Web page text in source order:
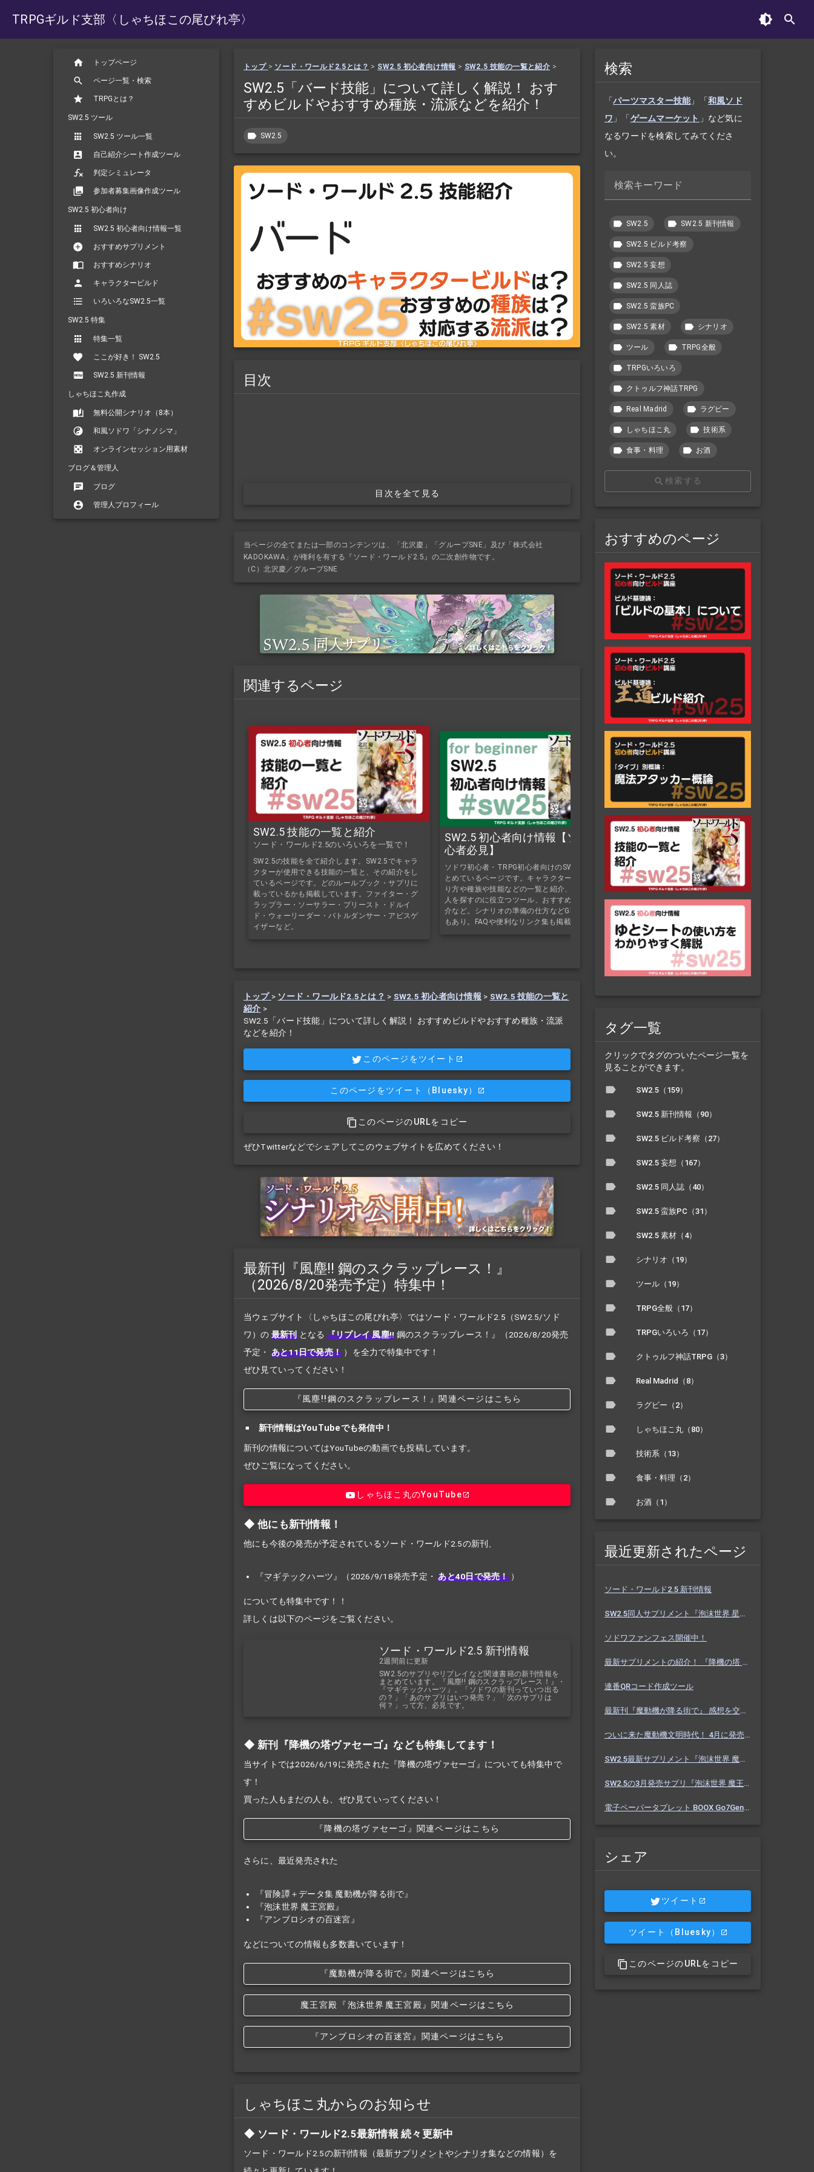
TRPGギルド支部 〈しゃちほこの尾びれ亭〉
トップページ
ページ一覧・検索
TRPGとは？
SW2.5 ツール
SW2.5 ツール一覧
自己紹介シート作成ツール
判定シミュレータ
参加者募集画像作成ツール
SW2.5 初心者向け
SW2.5 初心者向け情報一覧
おすすめサプリメント
おすすめシナリオ
キャラクタービルド
いろいろなSW2.5一覧
SW2.5 特集
特集一覧
ここが好き！ SW2.5
SW2.5 新刊情報
しゃちほこ丸作成
無料公開シナリオ（8本）
和風ソドワ「シナノシマ」
オンラインセッション用素材
ブログ＆管理人
ブログ
管理人プロフィール
トップ > ソード・ワールド2.5とは？ > SW2.5 初心者向け情報 > SW2.5 技能の一覧と紹介 >
SW2.5「バード技能」について詳しく解説！ おす
すめビルドやおすすめ種族・流派などを紹介！
SW2.5
目次
目次を全て見る
当ページの全てまたは一部のコンテンツは、「北沢慶」「グループSNE」及び「株式会社
KADOKAWA」が権利を有する『ソード・ワールド2.5』の二次創作物です。
（C）北沢慶／グループSNE
関連するページ
SW2.5 技能の一覧と紹介
ソード・ワールド2.5のいろいろを一覧で！
SW2.5の技能を全て紹介します。SW2.5でキャラ
クターが使用できる技能の一覧と、その紹介をし
ているページです。どのルールブック・サプリに
載っているかも掲載しています。ファイター・グ
ラップラー・ソーサラー・プリースト・ドルイ
ド・ウォーリーダー・バトルダンサー・アビスゲ
イザーなど。
SW2.5 初心者向け情報【ソドワ初
心者必見】
ソドワ初心者・TRPG初心者向けのSW2.5情報をま
とめているページです。キャラクタービルドの作
り方や種族や技能などの一覧と紹介、一緒に遊ぶ
人を探すのに役立つツール、おすすめサプリの紹
介など。シナリオの準備の仕方などGM向けの情報
もあり。FAQや便利なリンク集も掲載。
SW2.5「グラップラー技能」につ
いて詳しく解説！ おすすめビルド
やおすすめ種族・流派などを紹
介！
SW2.5に登場する「グラップラー技能」について
詳しく解説。グラップラー技能は前衛/戦士系系の
技能。グラップラー技能を使う拳闘士におすすめ
のビルドや、グラップラー技能におすすめの種
族、おすすめの流派を紹介します。グラップラー
の特徴：パンチやキック、投げなどの技を使い、
手数を武器に戦う拳闘士。防具はほとんどつけら
れない。
トップ > ソード・ワールド2.5とは？ > SW2.5 初心者向け情報 > SW2.5 技能の一覧と
紹介 >
SW2.5「バード技能」について詳しく解説！ おすすめビルドやおすすめ種族・流派
などを紹介！
このページをツイート
このページをツイート （Bluesky）
このページのURLをコピー
ぜひTwitterなどでシェアしてこのウェブサイトを広めてください！
最新刊『風塵!! 鋼のスクラップレース！』
（2026/8/20発売予定）特集中！
当ウェブサイト〈しゃちほこの尾びれ亭〉ではソード・ワールド2.5（SW2.5/ソド
ワ）の 最新刊 となる 『リプレイ 風塵!! 鋼のスクラップレース！』
（2026/8/20発売
予定・ あと11日で発売！ ）を全力で特集中です！
ぜひ見ていってください！
『風塵!! 鋼のスクラップレース！』関連ページはこちら
新刊情報はYouTubeでも発信中！
新刊の情報についてはYouTubeの動画でも投稿しています。
ぜひご覧になってください。
しゃちほこ丸のYouTube
他にも新刊情報！
他にも今後の発売が予定されているソード・ワールド2.5の新刊、
『マギテックハーツ』（2026/9/18発売予定・ あと40日で発売！ ）
についても特集中です！！
詳しくは以下のページをご覧ください。
ソード・ワールド2.5 新刊情報
2週間前に更新
SW2.5のサプリやリプレイなど関連書籍の新刊情報を
まとめています。『風塵!! 鋼のスクラップレース！』・
『マギテックハーツ』。「ソドワの新刊っていつ出る
の？」「あのサプリはいつ発売？」「次のサプリは
何？」って方、必見です。
新刊『降機の塔ヴァセーゴ』なども特集してます！
当サイトでは2026/6/19に発売された『降機の塔ヴァセーゴ』についても特集中で
す！
買った人もまだの人も、ぜひ見ていってください！
『降機の塔ヴァセーゴ』関連ページはこちら
さらに、最近発売された
『冒険譚＋データ集 魔動機が降る街で』
『泡沫世界 魔王宮殿』
『アンブロシオの百迷宮』
などについての情報も多数書いています！
『魔動機が降る街で』関連ページはこちら
魔王宮殿 『泡沫世界 魔王宮殿』関連ページはこちら
『アンブロシオの百迷宮』関連ページはこちら
しゃちほこ丸からのお知らせ
ソード・ワールド2.5最新情報 続々更新中
ソード・ワールド2.5の新刊情報（最新サプリメントやシナリオ集などの情報）を
検索
「パーツマスター技能」「 和風ソド
ワ 」「 ゲームマーケット 」など気に
なるワードを検索してみてくださ
い。
検索キーワード
SW2.5 SW2.5 新刊情報
SW2.5 ビルド考察
SW2.5 妄想
SW2.5 同人誌
SW2.5 蛮族PC
SW2.5 素材 シナリオ
ツール TRPG全般
TRPGいろいろ
クトゥルフ神話TRPG
Real Madrid ラグビー
しゃちほこ丸 技術系
食事・料理 お酒
検索する
おすすめのページ
タグ一覧
クリックでタグのついたページ一覧を
見ることができます。
SW2.5（159）
SW2.5 新刊情報（90）
SW2.5 ビルド考察（27）
SW2.5 妄想（167）
SW2.5 同人誌（40）
SW2.5 蛮族PC（31）
SW2.5 素材（4）
シナリオ（19）
ツール（19）
TRPG全般（17）
TRPGいろいろ（17）
クトゥルフ神話TRPG（3）
Real Madrid（8）
ラグビー（2）
しゃちほこ丸（80）
技術系（13）
食事・料理（2）
お酒（1）
最近更新されたページ
ソード・ワールド2.5 新刊情報
SW2.5同人サプリメント『泡沫世界 星と砂のノクターン』 #ホスノク
ソドワファンフェス開催中！
最新サプリメントの紹介！ 『降機の塔 ヴァセーゴ』 魔動機好きなら必見！ 随伴魔動機と旅に出よう！
連番QRコード作成ツール
最新刊『魔動機が降る街で』 感想を交えて紹介します！ 魔動機テーマの小説！ おもしろいデータも多数！
ついに来た魔動機文明時代！ 4月に発売のソドワ最新刊 『魔動機が降る街で』 紹介・予想・考察！
SW2.5最新サプリメント『泡沫世界 魔王宮殿』 バーっと読んだ感想を交えて紹介します！！
SW2.5の3月発売サプリ『泡沫世界 魔王宮殿』 これまでにわかった内容を予想を交えて紹介
電子ペーパータブレット BOOX Go7Gen2 購入しました【Eink】
シェア
ツイート
ツイート （Bluesky）
このページのURLをコピー